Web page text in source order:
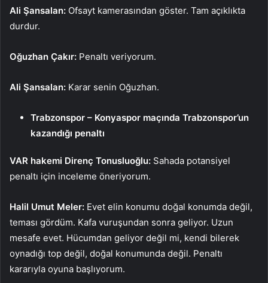
Ali Şansalan: Ofsayt kamerasından göster. Tam açıklıkta
durdur.
Oğuzhan Çakır: Penaltı veriyorum.
Ali Şansalan: Karar senin Oğuzhan.
Trabzonspor – Konyaspor maçında Trabzonspor’un
kazandığı penaltı
VAR hakemi Direnç Tonusluoğlu: Sahada potansiyel
penaltı için inceleme öneriyorum.
Halil Umut Meler: Evet elin konumu doğal konumda değil,
teması gördüm. Kafa vuruşundan sonra geliyor. Uzun
mesafe evet. Hücumdan geliyor değil mi, kendi bilerek
oynadığı top değil, doğal konumunda değil. Penaltı
kararıyla oyuna başlıyorum.